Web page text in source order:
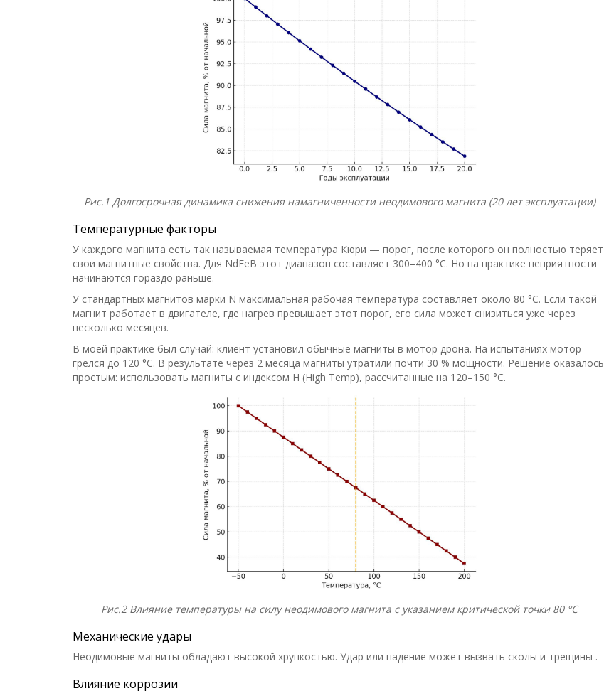
Рис.1 Долгосрочная динамика снижения намагниченности неодимового магнита (20 лет эксплуатации)
Температурные факторы
У каждого магнита есть так называемая температура Кюри — порог, после которого он полностью теряет
свои магнитные свойства. Для NdFeB этот диапазон составляет 300–400 °C. Но на практике неприятности
начинаются гораздо раньше.
У стандартных магнитов марки N максимальная рабочая температура составляет около 80 °C. Если такой
магнит работает в двигателе, где нагрев превышает этот порог, его сила может снизиться уже через
несколько месяцев.
В моей практике был случай: клиент установил обычные магниты в мотор дрона. На испытаниях мотор
грелся до 120 °C. В результате через 2 месяца магниты утратили почти 30 % мощности. Решение оказалось
простым: использовать магниты с индексом H (High Temp), рассчитанные на 120–150 °C.
Рис.2 Влияние температуры на силу неодимового магнита с указанием критической точки 80 °C
Механические удары
Неодимовые магниты обладают высокой хрупкостью. Удар или падение может вызвать сколы и трещины .
Влияние коррозии